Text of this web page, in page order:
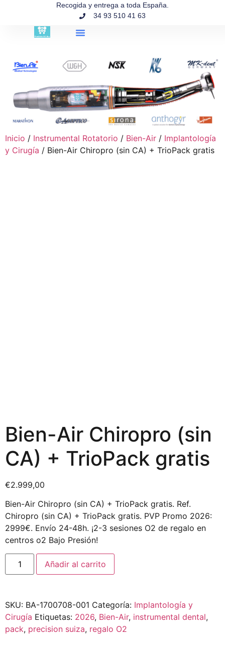
Recogida y entrega a toda España.
34 93 510 41 63
Inicio / Instrumental Rotatorio / Bien-Air / Implantología
y Cirugía / Bien-Air Chiropro (sin CA) + TrioPack gratis
Bien-Air Chiropro (sin
CA) + TrioPack gratis
€2.999,00
Bien-Air Chiropro (sin CA) + TrioPack gratis. Ref.
Chiropro (sin CA) + TrioPack gratis. PVP Promo 2026:
2999€. Envío 24-48h. ¡2-3 sesiones O2 de regalo en
centros o2 Bajo Presión!
Añadir al carrito
SKU: BA-1700708-001 Categoría: Implantología y
Cirugía Etiquetas: 2026, Bien-Air, instrumental dental,
pack, precision suiza, regalo O2